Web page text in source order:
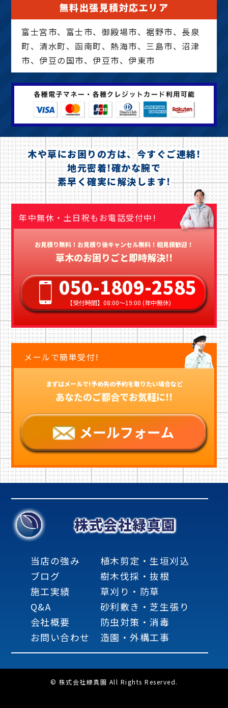
無料出張見積対応エリア
富士宮市、富士市、御殿場市、裾野市、長泉
町、清水町、函南町、熱海市、三島市、沼津
市、伊豆の国市、伊豆市、伊東市
木や草にお困りの方は、今すぐご連絡!
地元密着!確かな腕で
素早く確実に解決します!
年中無休・土日祝もお電話受付中!
お見積り無料！お見積り後キャンセル無料！相見積歓迎！
草木のお困りごと即時解決!!
050-1809-2585
【受付時間】08:00〜19:00 (年中無休)
メールで簡単受付!
まずはメールで!予め先の予約を取りたい場合など
あなたのご都合でお気軽に!!
株式会社緑真園
当店の強み
ブログ
施工実績
Q&A
会社概要
お問い合わせ
植木剪定・生垣刈込
樹木伐採・抜根
草刈り・防草
砂利敷き・芝生張り
防虫対策・消毒
造園・外構工事
© 株式会社緑真園 All Rights Reserved.